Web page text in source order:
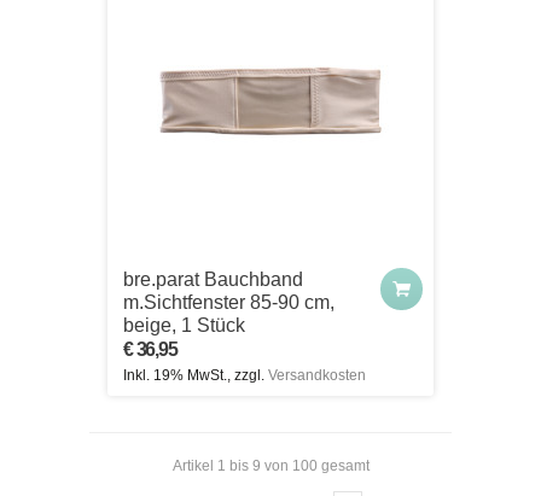
bre.parat Bauchband
m.Sichtfenster 85-90 cm,
beige, 1 Stück
€ 36,95
Inkl. 19% MwSt., zzgl. Versandkosten
Artikel 1 bis 9 von 100 gesamt